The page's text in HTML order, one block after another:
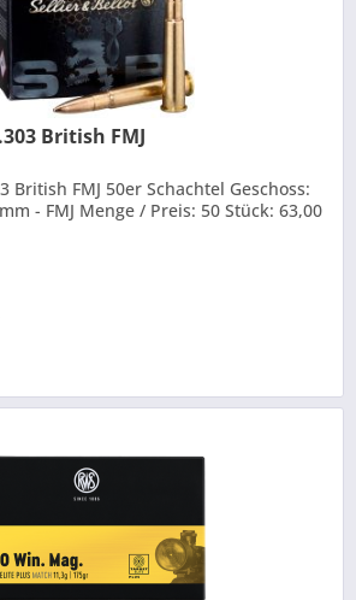
British FMJ
British FMJ 50er Schachtel Geschoss:
- FMJ Menge / Preis: 50 Stück: 63,00